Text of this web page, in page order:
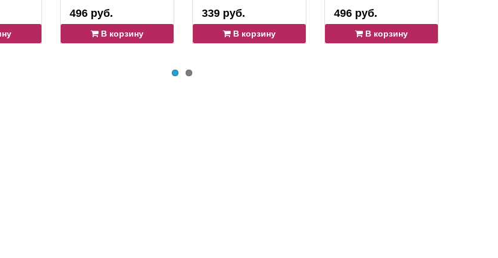
496 руб.
В корзину
339 руб.
В корзину
496 руб.
В корзину